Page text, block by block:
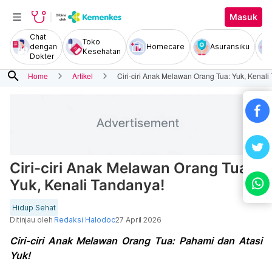
Masuk
Chat
dengan
Dokter
Toko
Kesehatan
Homecare Asuransiku
search Home Artikel Ciri-ciri Anak Melawan Orang Tua: Yuk, Kenali
Ciri-ciri Anak Melawan Orang Tua:
Yuk, Kenali Tandanya!
Hidup Sehat
Ditinjau oleh Redaksi Halodoc27 April 2026
Ciri-ciri Anak Melawan Orang Tua: Pahami dan Atasi
Yuk!